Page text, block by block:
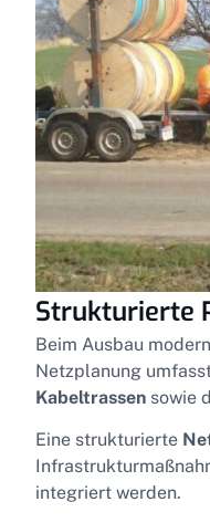
Strukturierte
Beim Ausbau
Netzplanung
Kabeltrassen sowie
Eine strukturierte
integriert werden.